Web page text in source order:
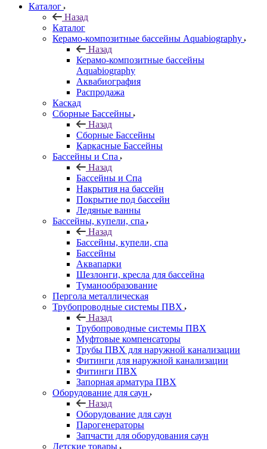
Каталог
Назад
Каталог
Керамо-композитные бассейны Aquabiography
Назад
Керамо-композитные бассейны
Aquabiography
Аквабиография
Распродажа
Каскад
Сборные Бассейны
Назад
Сборные Бассейны
Каркасные Бассейны
Бассейны и Спа
Назад
Бассейны и Спа
Накрытия на бассейн
Покрытие под бассейн
Ледяные ванны
Бассейны, купели, спа
Назад
Бассейны, купели, спа
Бассейны
Аквапарки
Шезлонги, кресла для бассейна
Туманообразование
Пергола металлическая
Трубопроводные системы ПВХ
Назад
Трубопроводные системы ПВХ
Муфтовые компенсаторы
Трубы ПВХ для наружной канализации
Фитинги для наружной канализации
Фитинги ПВХ
Запорная арматура ПВХ
Оборудование для саун
Назад
Оборудование для саун
Парогенераторы
Запчасти для оборудования саун
Детские товары